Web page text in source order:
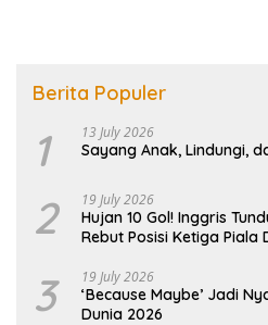
Berita Populer
1 13 July 2026
Sayang Anak, Lindungi,
2 19 July 2026
Hujan 10 Gol! Inggris
Rebut Posisi Ketiga Piala
3 19 July 2026
‘Because Maybe’ Jadi
Dunia 2026